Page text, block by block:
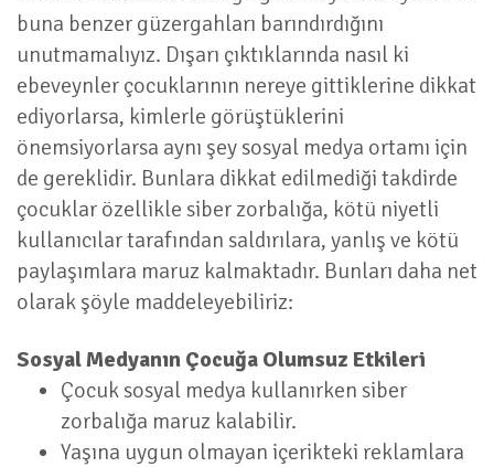
buna benzer güzergahları barındırdığını
unutmamalıyız. Dışarı çıktıklarında nasıl ki
ebeveynler çocuklarının nereye gittiklerine dikkat
ediyorlarsa, kimlerle görüştüklerini
önemsiyorlarsa aynı şey sosyal medya ortamı için
de gereklidir. Bunlara dikkat edilmediği takdirde
çocuklar özellikle siber zorbalığa, kötü niyetli
kullanıcılar tarafından saldırılara, yanlış ve kötü
paylaşımlara maruz kalmaktadır. Bunları daha net
olarak şöyle maddeleyebiliriz:
Sosyal Medyanın Çocuğa Olumsuz Etkileri
Çocuk sosyal medya kullanırken siber
zorbalığa maruz kalabilir.
Yaşına uygun olmayan içerikteki reklamlara